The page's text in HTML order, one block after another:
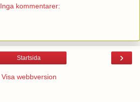
Inga kommentarer:
›
Startsida
Visa webbversion